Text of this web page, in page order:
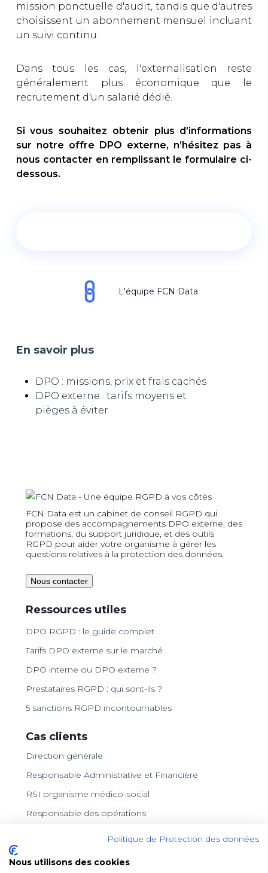
En savoir plus
DPO : missions, prix et frais cachés
DPO externe : tarifs moyens et
pièges à éviter
mission ponctuelle d'audit, tandis que d'autres
choisissent un abonnement mensuel incluant
un suivi continu.
Dans tous les cas, l'externalisation reste
généralement plus économique que le
recrutement d'un salarié dédié.
Si vous souhaitez obtenir plus d’informations
sur notre offre DPO externe, n’hésitez pas à
nous contacter en remplissant le formulaire ci-
dessous.
L'équipe FCN Data
FCN Data est un cabinet de conseil RGPD qui
propose des accompagnements DPO externe, des
formations, du support juridique, et des outils
RGPD pour aider votre organisme à gérer les
questions relatives à la protection des données.
Nous contacter
Ressources utiles
DPO RGPD : le guide complet
Tarifs DPO externe sur le marché
DPO interne ou DPO externe ?
Prestataires RGPD : qui sont-ils ?
5 sanctions RGPD incontournables
Cas clients
Direction générale
Responsable Administrative et Financière
RSI organisme médico-social
Responsable des opérations
Politique de Protection des données
Nous utilisons des cookies